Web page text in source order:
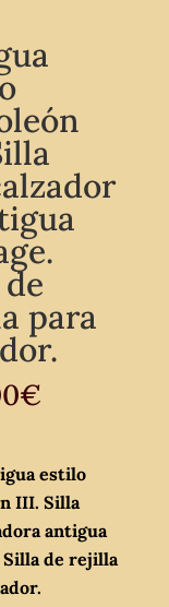
para
€
estilo
III. Silla
antigua
de rejilla